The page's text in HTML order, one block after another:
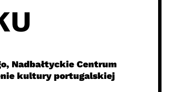
Nadbałtyckie Centrum
kultury portugalskiej